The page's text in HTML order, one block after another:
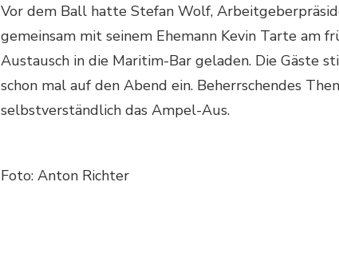
Vor dem Ball hatte Stefan Wolf,
gemeinsam mit seinem Ehemann Kevin Tarte am
Austausch in die Maritim-Bar geladen. Die Gäste
schon mal auf den Abend ein. Beherrschendes
selbstverständlich das Ampel-Aus.
Foto: Anton Richter